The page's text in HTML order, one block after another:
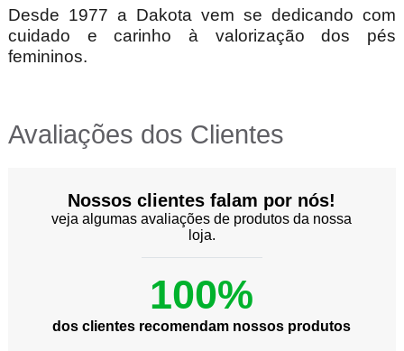
Desde 1977 a Dakota vem se dedicando com
cuidado e carinho à valorização dos pés
femininos.
Avaliações dos Clientes
Nossos clientes falam por nós!
veja algumas avaliações de produtos da nossa
loja.
100%
dos clientes recomendam nossos produtos